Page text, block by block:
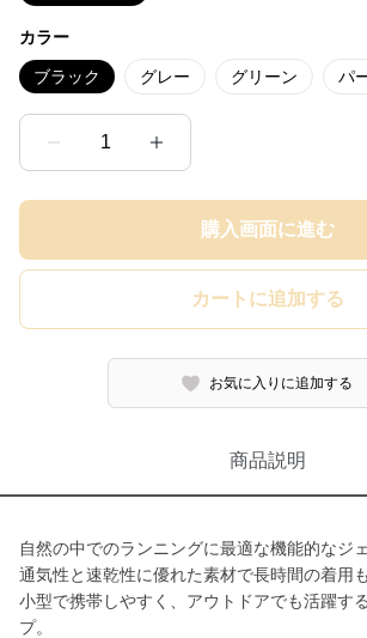
カラー
ブラック グレー グリーン パ
1
購入画面に進む
カートに追加する
お気に入りに追加する
商品説明
自然の中でのランニングに最適な機能的なジ
通気性と速乾性に優れた素材で長時間の着用も
小型で携帯しやすく、アウトドアでも活躍す
プ。